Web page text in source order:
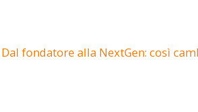
Dal fondatore alla NextGen: così